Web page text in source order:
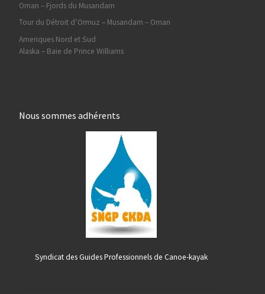
Oman – Fjords du Musandam
Tour du Détroit d’Ormuz – Musandam – Oman
Ameriques Nord et Sud
Alaska – Baie de Prince Williams
Nous sommes adhérents
Syndicat des Guides Professionnels de Canoe-kayak